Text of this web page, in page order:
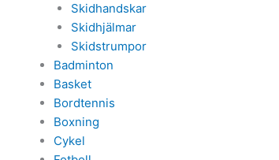
Skidhandskar
Skidhjälmar
Skidstrumpor
Badminton
Basket
Bordtennis
Boxning
Cykel